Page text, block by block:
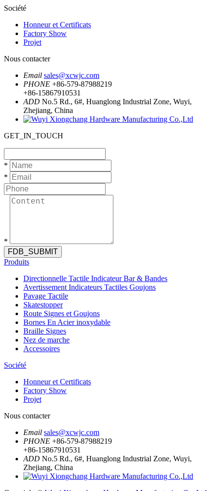
Société
Honneur et Certificats
Factory Show
Projet
Nous contacter
Email sales@xcwjc.com
PHONE +86-579-87988219
+86-15867910531
ADD No.5 Rd., 6#, Huanglong Industrial Zone, Wuyi,
Zhejiang, China
GET_IN_TOUCH
*
*
*
FDB_SUBMIT
Produits
Directionnelle Tactile Indicateur Bar & Bandes
Avertissement Indicateurs Tactiles Goujons
Pavage Tactile
Skatestopper
Route Signes et Goujons
Bornes En Acier inoxydable
Braille Signes
Nez de marche
Accessoires
Société
Honneur et Certificats
Factory Show
Projet
Nous contacter
Email sales@xcwjc.com
PHONE +86-579-87988219
+86-15867910531
ADD No.5 Rd., 6#, Huanglong Industrial Zone, Wuyi,
Zhejiang, China